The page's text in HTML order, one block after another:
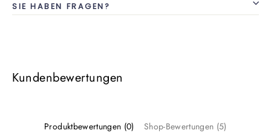
SIE HABEN FRAGEN?
Kundenbewertungen
Produktbewertungen (0) Shop-Bewertungen (5)